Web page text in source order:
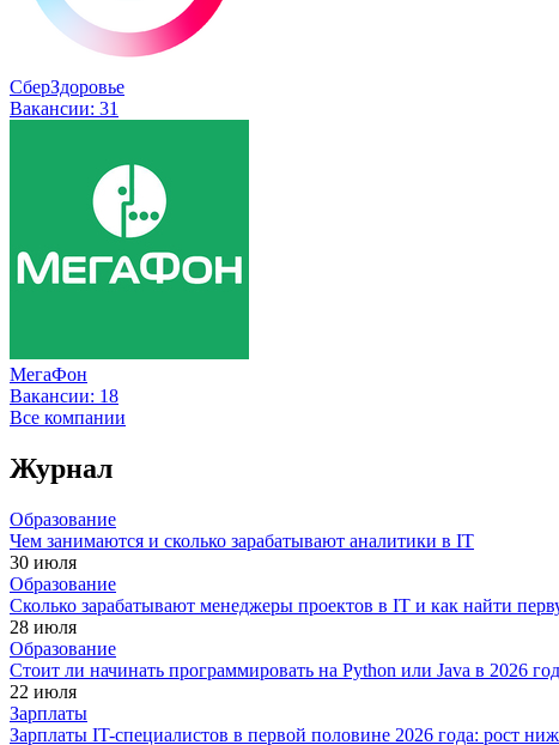
СберЗдоровье
Вакансии: 31
МегаФон
Вакансии: 18
Все компании
Журнал
Образование
Чем занимаются и сколько зарабатывают аналитики в IT
30 июля
Образование
Сколько зарабатывают менеджеры проектов в IT и как найти
28 июля
Образование
Стоит ли начинать программировать на Python или Java в 2026
22 июля
Зарплаты
Зарплаты IT-специалистов в первой половине 2026 года: рост